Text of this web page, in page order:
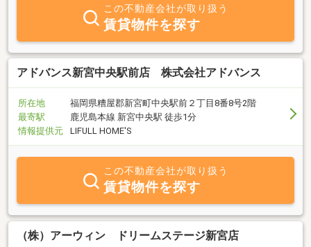
この不動産会社が取り扱う
賃貸物件を探す
アドバンス新宮中央駅前店 株式会社アドバンス
所在地
福岡県糟屋郡新宮町中央駅前２丁目8番8号2階
最寄駅
鹿児島本線 新宮中央駅 徒歩1分
情報提供元
LIFULL HOME'S
この不動産会社が取り扱う
賃貸物件を探す
（株）アーウィン ドリームステージ新宮店